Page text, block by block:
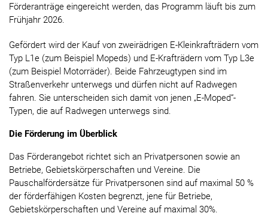
Förderanträge eingereicht werden, das Programm läuft bis zum
Frühjahr 2026.
Gefördert wird der Kauf von zweirädrigen E-Kleinkrafträdern vom
Typ L1e (zum Beispiel Mopeds) und E-Krafträdern vom Typ L3e
(zum Beispiel Motorräder). Beide Fahrzeugtypen sind im
Straßenverkehr unterwegs und dürfen nicht auf Radwegen
fahren. Sie unterscheiden sich damit von jenen „E-Moped“-
Typen, die auf Radwegen unterwegs sind.
Die Förderung im Überblick
Das Förderangebot richtet sich an Privatpersonen sowie an
Betriebe, Gebietskörperschaften und Vereine. Die
Pauschalfördersätze für Privatpersonen sind auf maximal 50 %
der förderfähigen Kosten begrenzt, jene für Betriebe,
Gebietskörperschaften und Vereine auf maximal 30%.